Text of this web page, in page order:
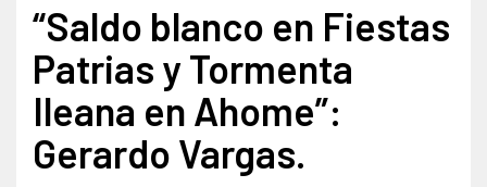
“Saldo blanco en Fiestas
Patrias y Tormenta
Ileana en Ahome”:
Gerardo Vargas.